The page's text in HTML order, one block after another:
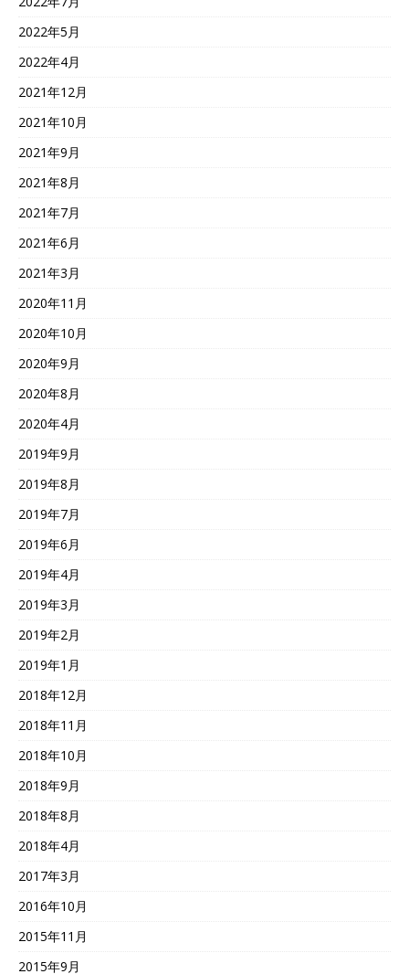
2022年5月
2022年4月
2021年12月
2021年10月
2021年9月
2021年8月
2021年7月
2021年6月
2021年3月
2020年11月
2020年10月
2020年9月
2020年8月
2020年4月
2019年9月
2019年8月
2019年7月
2019年6月
2019年4月
2019年3月
2019年2月
2019年1月
2018年12月
2018年11月
2018年10月
2018年9月
2018年8月
2018年4月
2017年3月
2016年10月
2015年11月
2015年9月